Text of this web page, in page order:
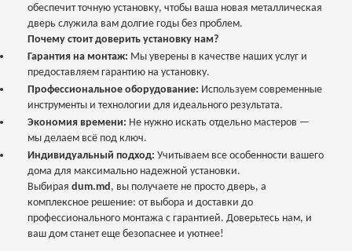
обеспечит точную установку, чтобы ваша новая металлическая
дверь служила вам долгие годы без проблем.
Почему стоит доверить установку нам?
Гарантия на монтаж: Мы уверены в качестве наших услуг и
предоставляем гарантию на установку.
Профессиональное оборудование: Используем современные
инструменты и технологии для идеального результата.
Экономия времени: Не нужно искать отдельно мастеров —
мы делаем всё под ключ.
Индивидуальный подход: Учитываем все особенности вашего
дома для максимально надежной установки.
Выбирая dum.md, вы получаете не просто дверь, а
комплексное решение: от выбора и доставки до
профессионального монтажа с гарантией. Доверьтесь нам, и
ваш дом станет еще безопаснее и уютнее!